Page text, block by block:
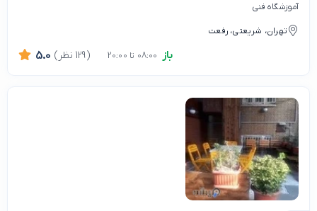
آموزشگاه فنی
تهران، شریعتی، رفعت
باز 5.0 (129 نظر)